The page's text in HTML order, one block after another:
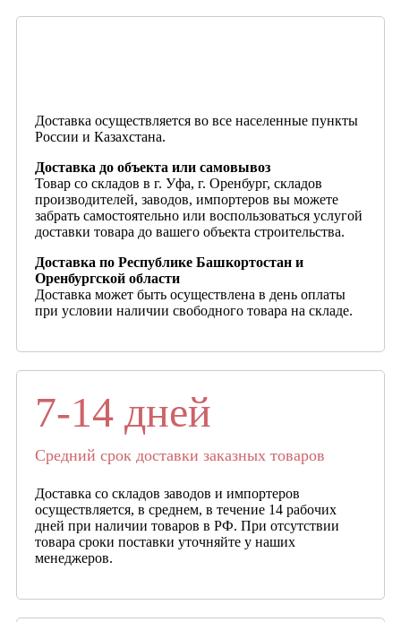
Доставка осуществляется во все населенные пункты
России и Казахстана.
Доставка до объекта или самовывоз
Товар со складов в г. Уфа, г. Оренбург, складов
производителей, заводов, импортеров вы можете
забрать самостоятельно или воспользоваться услугой
доставки товара до вашего объекта строительства.
Доставка по Республике Башкортостан и
Оренбургской области
Доставка может быть осуществлена в день оплаты
при условии наличии свободного товара на складе.
7-14 дней
Средний срок доставки заказных товаров
Доставка со складов заводов и импортеров
осуществляется, в среднем, в течение 14 рабочих
дней при наличии товаров в РФ. При отсутствии
товара сроки поставки уточняйте у наших
менеджеров.